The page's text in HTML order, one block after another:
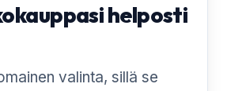
helposti
valinta, sillä se